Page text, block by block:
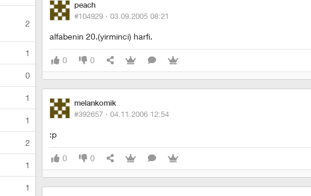
2
1
0
1
1
2
1
1
peach
#104929 · 03.09.2005 08:21
alfabenin 20.(yirminci) harfi.
0 0
melankomik
#392657 · 04.11.2006 12:54
:p
0 0